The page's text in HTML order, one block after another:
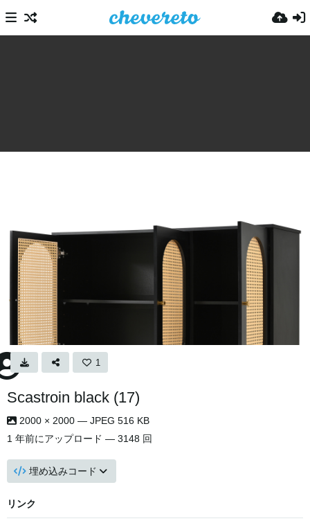
1
Scastroin black (17)
2000 × 2000 — JPEG 516 KB
1 年前にアップロード — 3148 回
埋め込みコード
リンク